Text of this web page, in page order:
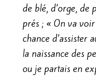
de blé, d’orge, de
prés ; « On va
chance d’assister
la naissance des
ou je partais en